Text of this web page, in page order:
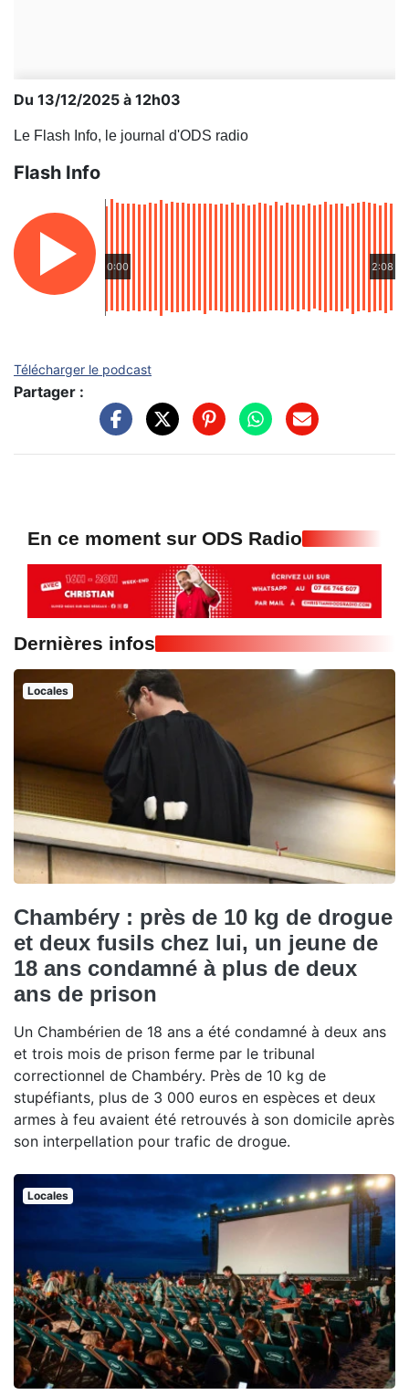
Du 13/12/2025 à 12h03
Le Flash Info, le journal d'ODS radio
Flash Info
0:00 2:08
Télécharger le podcast
Partager :
En ce moment sur ODS Radio
Dernières infos
Locales
Chambéry : près de 10 kg de drogue
et deux fusils chez lui, un jeune de
18 ans condamné à plus de deux
ans de prison
Un Chambérien de 18 ans a été condamné à deux ans
et trois mois de prison ferme par le tribunal
correctionnel de Chambéry. Près de 10 kg de
stupéfiants, plus de 3 000 euros en espèces et deux
armes à feu avaient été retrouvés à son domicile après
son interpellation pour trafic de drogue.
Locales